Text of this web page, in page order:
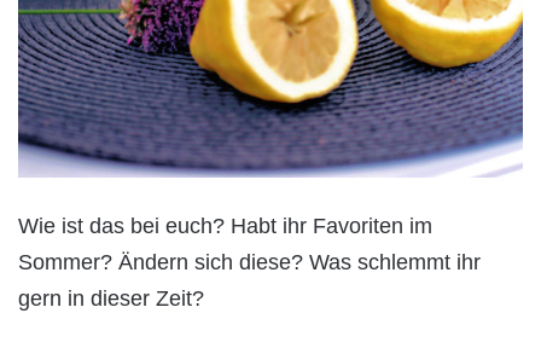
Wie ist das bei euch? Habt ihr Favoriten im
Sommer? Ändern sich diese? Was schlemmt ihr
gern in dieser Zeit?